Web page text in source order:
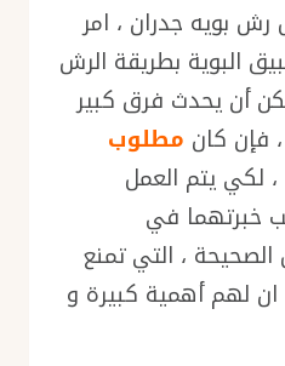
رش بويه جدران ، امر
البوية بطريقة الرش
أن يحدث فرق كبير
فإن كان مطلوب
، لكي يتم العمل
خبرتهما في
، التي تمنع
لهم أهمية كبيرة و